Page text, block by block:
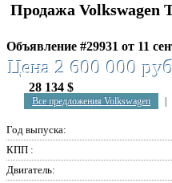
Продажа Volkswagen
Объявление #29931 от 11
Цена 2 600 000
28 134 $
Все предложения Volkswagen
Год выпуска:
КПП :
Двигатель: